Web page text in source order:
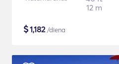
12 m
$1,182/diena